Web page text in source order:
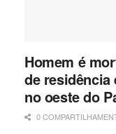
Homem é
de residência
no oeste do
0